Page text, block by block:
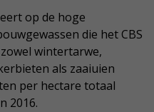
op de hoge
die het CBS
wintertarwe,
als zaaiuien
per hectare totaal
2016.